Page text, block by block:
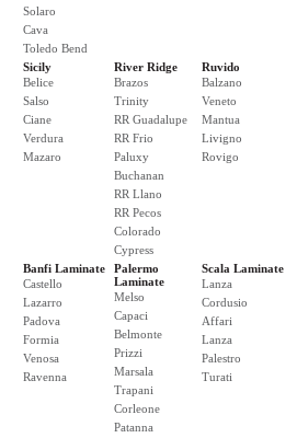
Solaro
Cava
Toledo Bend
Sicily
Belice
Salso
Ciane
Verdura
Mazaro
River Ridge
Brazos
Trinity
RR Guadalupe
RR Frio
Paluxy
Buchanan
RR Llano
RR Pecos
Colorado
Cypress
Ruvido
Balzano
Veneto
Mantua
Livigno
Rovigo
Banfi Laminate
Castello
Lazarro
Padova
Formia
Venosa
Ravenna
Palermo
Laminate
Melso
Capaci
Belmonte
Prizzi
Marsala
Trapani
Corleone
Patanna
Scala Laminate
Lanza
Cordusio
Affari
Lanza
Palestro
Turati